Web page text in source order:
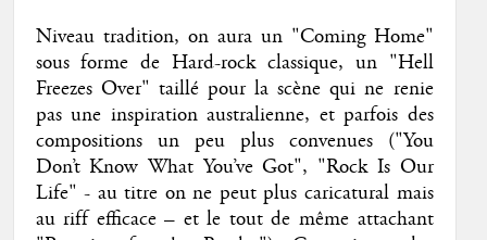
Niveau tradition, on aura un "Coming Home"
sous forme de Hard-rock classique, un "Hell
Freezes Over" taillé pour la scène qui ne renie
pas une inspiration australienne, et parfois des
compositions un peu plus convenues ("You
Don’t Know What You’ve Got", "Rock Is Our
Life" - au titre on ne peut plus caricatural mais
au riff efficace – et le tout de même attachant